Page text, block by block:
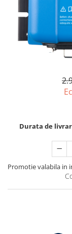
Acumulatori de
Componente
Durata de
Promotie valabila in